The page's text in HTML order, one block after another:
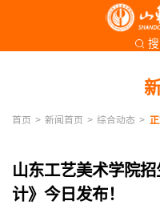
首页 > 新闻首页 > 综合动态 >
山东工艺美术学院
计》今日发布！